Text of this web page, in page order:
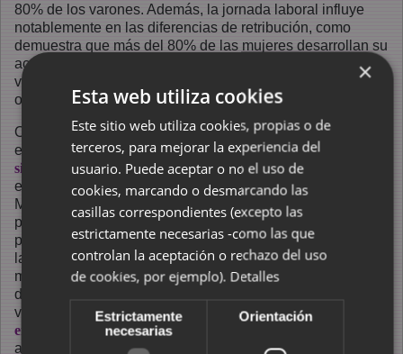
80% de los varones. Además, la jornada laboral influye
notablemente en las diferencias de retribución, como
demuestra que más del 80% de las mujeres desarrollan su
actividad con una jornada a tiempo parcial. Por tanto
vuelvo a preguntar, ¿con quién se solidariza la lucha
obrera?
Otra cuestión muy importante y que sirve también como
ejemplo clarificadorpara entender la postura de los
sindicatos frente a la solidaridad con la lucha de las mujeres
es conocer la respuesta sindical a laexplotación sexual
Muchas veces desde CCOO y UGT se ha dicho de
proporcionar seguridad social y derechos laborales a las
prostitutas que trabajan en burdeles de carretera. ¿Es ésta
la visión del sindicalismo obrero frente a la esclavitud de
miles y miles de mujeres en este país? Al parecer ni CCOO
dependiente de Izquierda Unida ni UGT del Psoe quieren
ver ni entender quelos derechos humanos están siempre por
encima de los derechos laborales
actores sociales que luchen y combatan la discriminación
×
Esta web utiliza cookies
Este sitio web utiliza cookies, propias o de
terceros, para mejorar la experiencia del
usuario. Puede aceptar o no el uso de
cookies, marcando o desmarcando las
casillas correspondientes (excepto las
estrictamente necesarias -como las que
controlan la aceptación o rechazo del uso
de cookies, por ejemplo). Detalles
Estrictamente
necesarias
Orientación